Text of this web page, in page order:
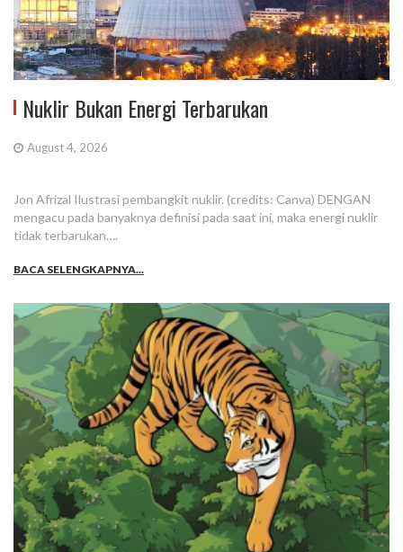
Nuklir Bukan Energi Terbarukan
August 4, 2026
Jon Afrizal Ilustrasi pembangkit nuklir. (credits: Canva) DENGAN
mengacu pada banyaknya definisi pada saat ini, maka energi nuklir
tidak terbarukan….
BACA SELENGKAPNYA...